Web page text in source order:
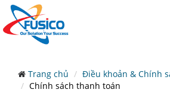
Trang chủ
Điều khoản & Chính
Chính sách thanh toán